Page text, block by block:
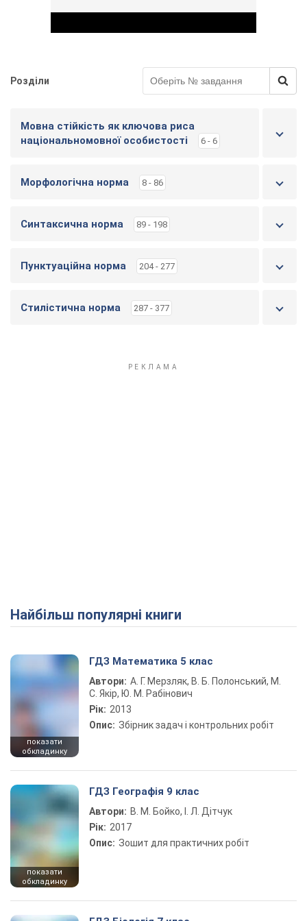
Розділи
Мовна стійкість як ключова риса
національномовної особистості
6 - 6
Морфологічна норма 8 - 86
Синтаксична норма 89 - 198
Пунктуаційна норма 204 - 277
Стилістична норма 287 - 377
Найбільш популярні книги
показати
обкладинку
ГДЗ Математика 5 клас
Автори: А. Г. Мерзляк, В. Б. Полонський, М.
С. Якір, Ю. М. Рабінович
Рік: 2013
Опис: Збірник задач і контрольних робіт
показати
обкладинку
ГДЗ Географія 9 клас
Автори: В. М. Бойко, І. Л. Дітчук
Рік: 2017
Опис: Зошит для практичних робіт